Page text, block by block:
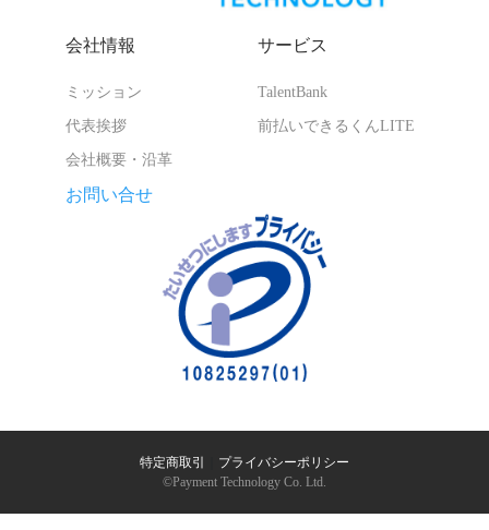
会社情報
ミッション
代表挨拶
会社概要・沿革
サービス
TalentBank
前払いできるくんLITE
お問い合せ
特定商取引
プライバシーポリシー
©︎Payment Technology Co. Ltd.